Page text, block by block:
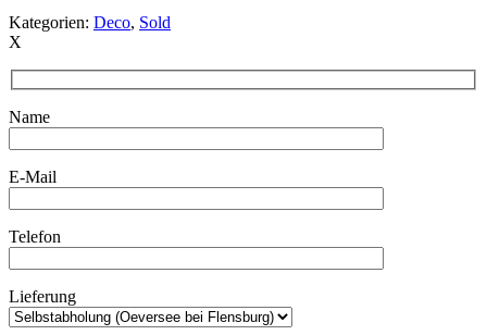
Kategorien: Deco, Sold
X
Name
E-Mail
Telefon
Lieferung